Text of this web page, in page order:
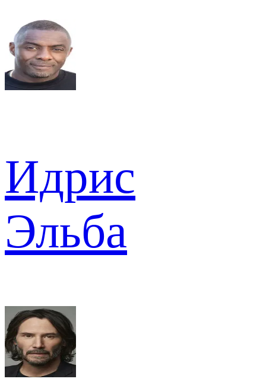
Идрис
Эльба